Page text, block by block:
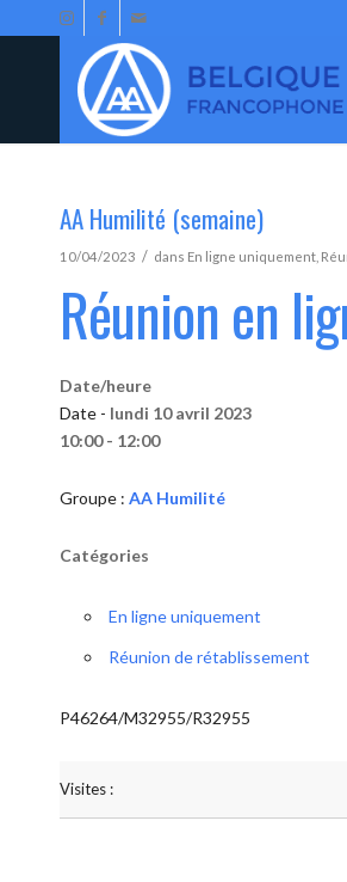
AA Humilité (semaine)
10/04/2023 / dans En ligne uniquement
Réunion en
Date/heure
Date - lundi 10 avril 2023
10:00 - 12:00
Groupe : AA Humilité
Catégories
En ligne uniquement
Réunion de rétablissement
P46264/M32955/R32955
Visites :